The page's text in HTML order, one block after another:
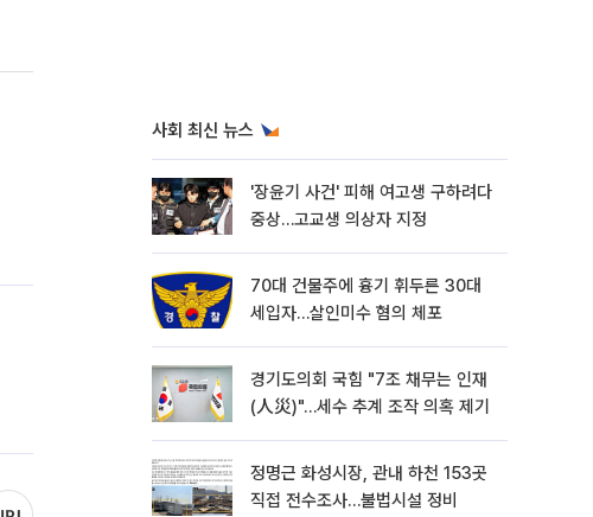
사회 최신 뉴스
'장윤기 사건' 피해 여고생 구하려다
중상…고교생 의상자 지정
70대 건물주에 흉기 휘두른 30대
세입자…살인미수 혐의 체포
경기도의회 국힘 "7조 채무는 인재
(人災)"…세수 추계 조작 의혹 제기
정명근 화성시장, 관내 하천 153곳
직접 전수조사…불법시설 정비